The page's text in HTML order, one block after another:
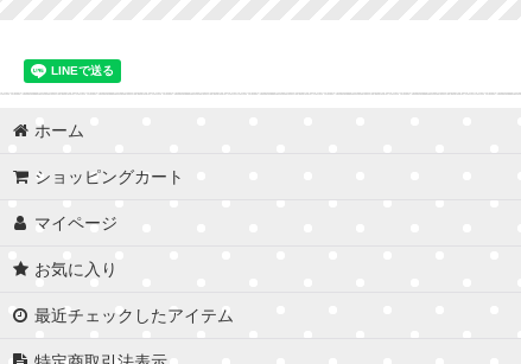
ホーム
ショッピングカート
マイページ
お気に入り
最近チェックしたアイテム